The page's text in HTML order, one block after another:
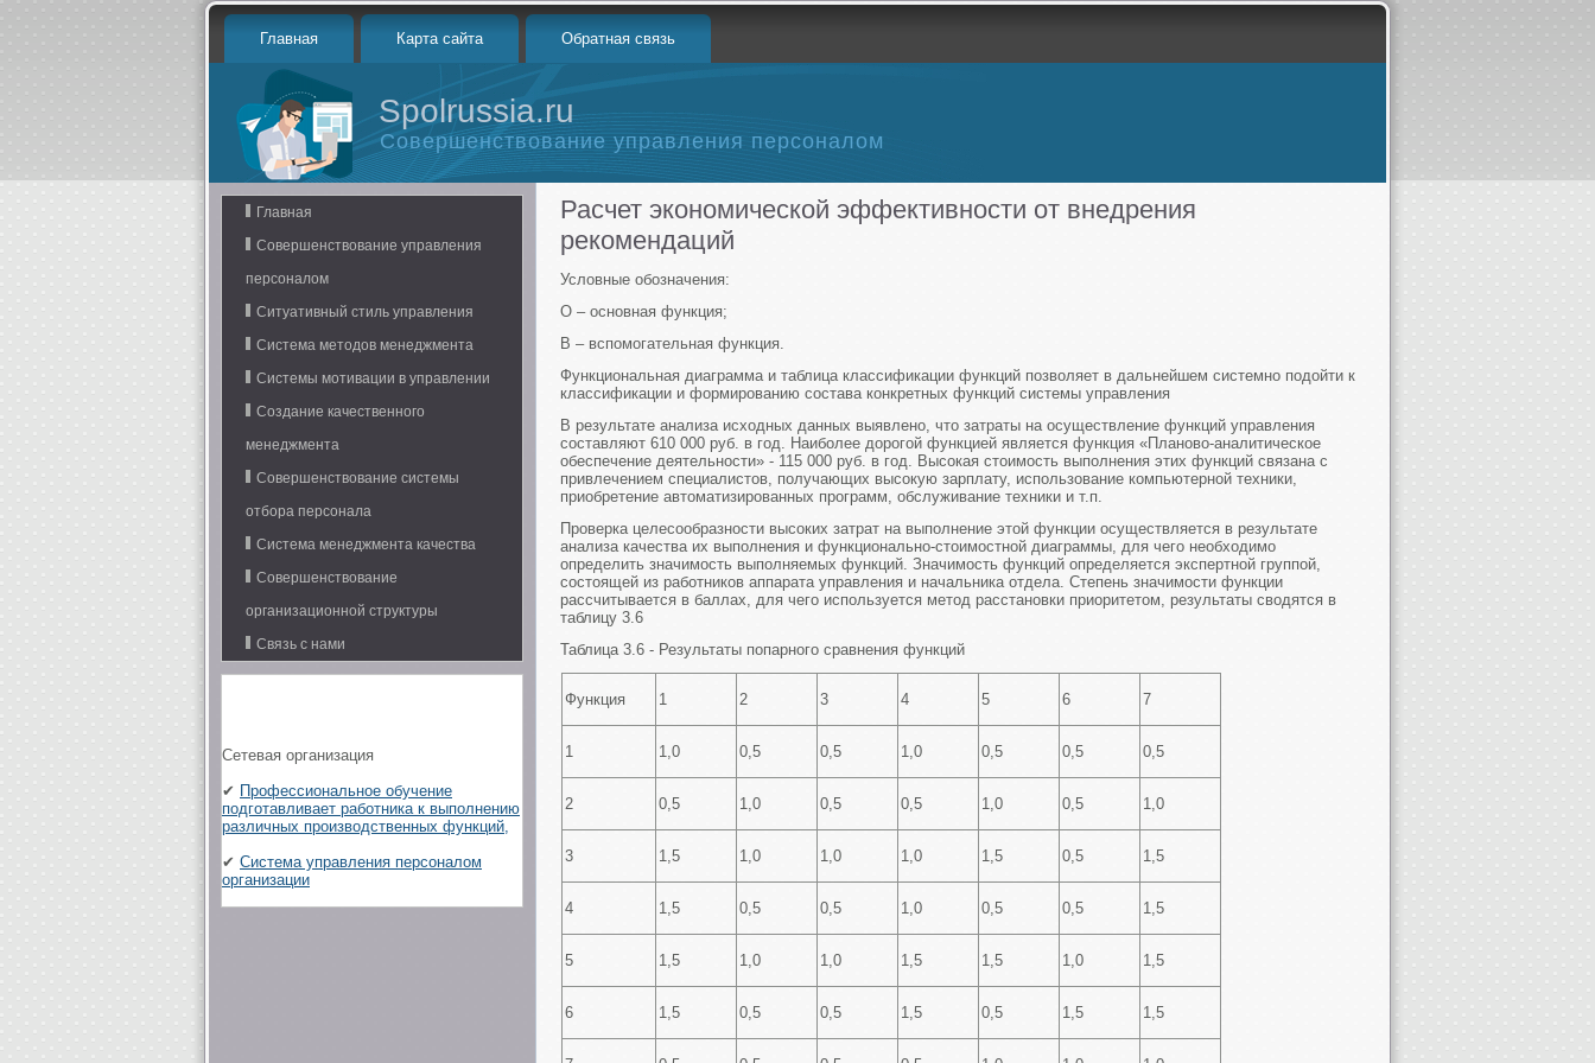
Главная Карта сайта Обратная связь
Spolrussia.ru
Совершенствование управления персоналом
Главная
Совершенствование управления
персоналом
Ситуативный стиль управления
Система методов менеджмента
Системы мотивации в управлении
Создание качественного
менеджмента
Совершенствование системы
отбора персонала
Система менеджмента качества
Совершенствование
организационной структуры
Связь с нами
Сетевая организация
✔ Профессиональное обучение
подготавливает работника к выполнению
различных производственных функций,
✔ Система управления персоналом
организации
Расчет экономической эффективности от внедрения
рекомендаций
Условные обозначения:
О – основная функция;
В – вспомогательная функция.
Функциональная диаграмма и таблица классификации функций позволяет в дальнейшем системно подойти к
классификации и формированию состава конкретных функций системы управления
В результате анализа исходных данных выявлено, что затраты на осуществление функций управления
составляют 610 000 руб. в год. Наиболее дорогой функцией является функция «Планово-аналитическое
обеспечение деятельности» - 115 000 руб. в год. Высокая стоимость выполнения этих функций связана с
привлечением специалистов, получающих высокую зарплату, использование компьютерной техники,
приобретение автоматизированных программ, обслуживание техники и т.п.
Проверка целесообразности высоких затрат на выполнение этой функции осуществляется в результате
анализа качества их выполнения и функционально-стоимостной диаграммы, для чего необходимо
определить значимость выполняемых функций. Значимость функций определяется экспертной группой,
состоящей из работников аппарата управления и начальника отдела. Степень значимости функции
рассчитывается в баллах, для чего используется метод расстановки приоритетом, результаты сводятся в
таблицу 3.6
Таблица 3.6 - Результаты попарного сравнения функций
Функция 1 2 3 4 5 6 7
1 1,0 0,5 0,5 1,0 0,5 0,5 0,5
2 0,5 1,0 0,5 0,5 1,0 0,5 1,0
3 1,5 1,0 1,0 1,0 1,5 0,5 1,5
4 1,5 0,5 0,5 1,0 0,5 0,5 1,5
5 1,5 1,0 1,0 1,5 1,5 1,0 1,5
6 1,5 0,5 0,5 1,5 0,5 1,5 1,5